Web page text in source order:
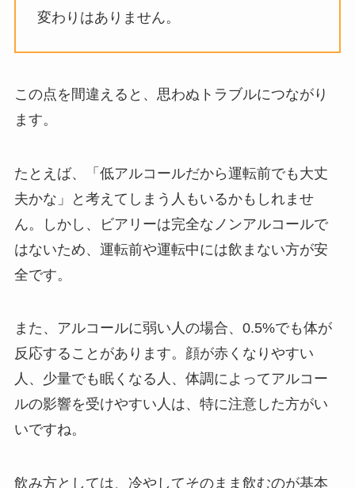
変わりはありません。
この点を間違えると、思わぬトラブルにつながり
ます。
たとえば、「低アルコールだから運転前でも大丈
夫かな」と考えてしまう人もいるかもしれませ
ん。しかし、ビアリーは完全なノンアルコールで
はないため、運転前や運転中には飲まない方が安
全です。
また、アルコールに弱い人の場合、0.5%でも体が
反応することがあります。顔が赤くなりやすい
人、少量でも眠くなる人、体調によってアルコー
ルの影響を受けやすい人は、特に注意した方がい
いですね。
飲み方としては、冷やしてそのまま飲むのが基本